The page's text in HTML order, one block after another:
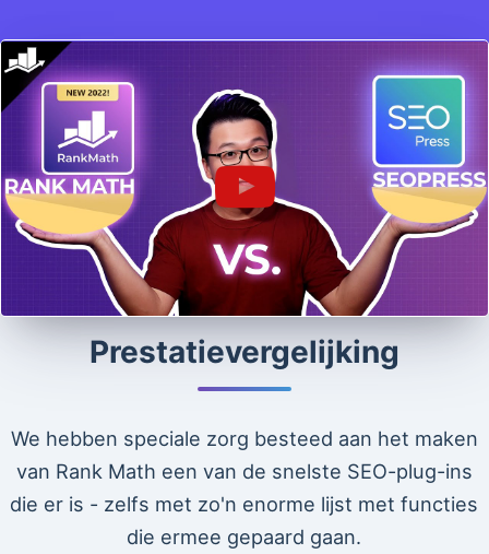
Prestatievergelijking
We hebben speciale zorg besteed aan het maken
van Rank Math een van de snelste SEO-plug-ins
die er is - zelfs met zo'n enorme lijst met functies
die ermee gepaard gaan.